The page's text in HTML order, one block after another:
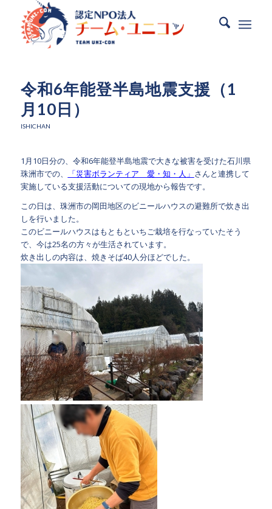
令和6年能登半島地震支援（1
月10日）
ISHICHAN
1月10日分の、令和6年能登半島地震で大きな被害を受けた石川県
珠洲市での、
「災害ボランティア 愛・知・人」 さんと連携して
実施している支援活動についての現地から報告です。
この日は、珠洲市の岡田地区のビニールハウスの避難所で炊き出
しを行いました。
このビニールハウスはもともといちご栽培を行なっていたそう
で、今は25名の方々が生活されています。
炊き出しの内容は、焼きそば40人分ほどでした。